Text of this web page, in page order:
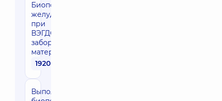
Биопсии
желудка
при
ВЭГДС с
забором
материала
1920 грн
Выполнение